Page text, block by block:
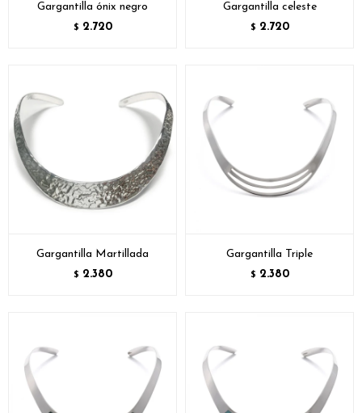
Gargantilla ónix negro
$ 2.720
Gargantilla celeste
$ 2.720
Gargantilla Martillada
$ 2.380
Gargantilla Triple
$ 2.380